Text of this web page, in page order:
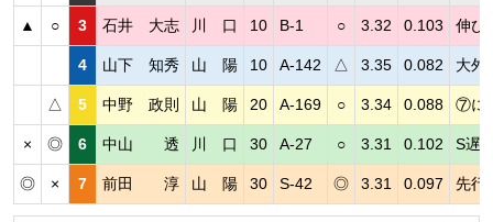
▲ ○ 3 石井 大志 川 口 10 B-1 ○ 3.32 0.103 伸び
4 山下 知秀 山 陽 10 A-142 △ 3.35 0.082 大外
△ 5 中野 政則 山 陽 20 A-169 ○ 3.34 0.088 ⑦に
× ◎ 6 中山 透 川 口 30 A-27 ○ 3.31 0.102 S遅
◎ × 7 前田 淳 山 陽 30 S-42 ◎ 3.31 0.097 先行